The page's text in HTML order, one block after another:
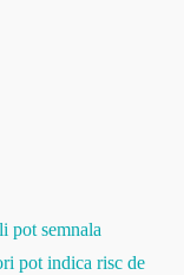
pot semnala
pot indica risc de